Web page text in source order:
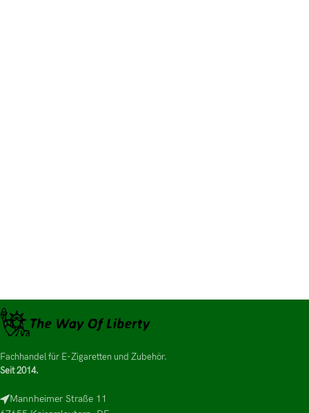
Fachhandel für E-Zigaretten und Zubehör.
Seit 2014.
Mannheimer Straße 11